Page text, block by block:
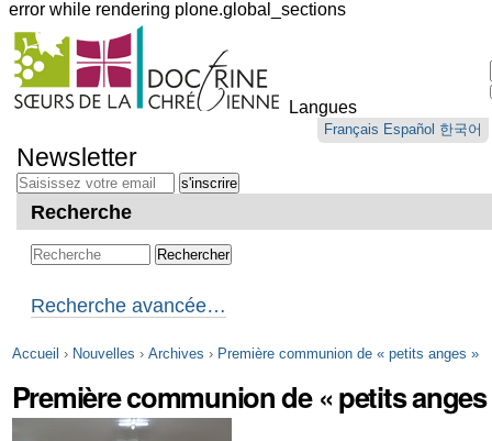
error while rendering plone.global_sections
Outils
personnels
Langues
Français Español 한국어
au
contenu.
Aller
navigation
Newsletter
Recherche
Recherche avancée…
Accueil › Nouvelles › Archives › Première communion de « petits anges »
Première communion de « petits anges